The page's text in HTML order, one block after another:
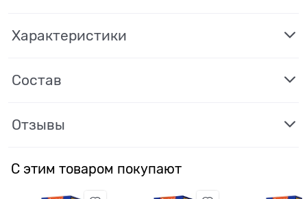
Характеристики
Состав
Отзывы
С этим товаром покупают